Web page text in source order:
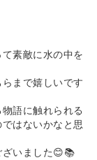
素敵に水の中を
まで嬉しいです
語に触れられる
はないかなと思
いました😊📚